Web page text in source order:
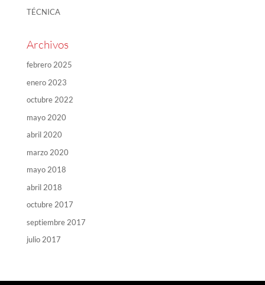
TÉCNICA
Archivos
febrero 2025
enero 2023
octubre 2022
mayo 2020
abril 2020
marzo 2020
mayo 2018
abril 2018
octubre 2017
septiembre 2017
julio 2017